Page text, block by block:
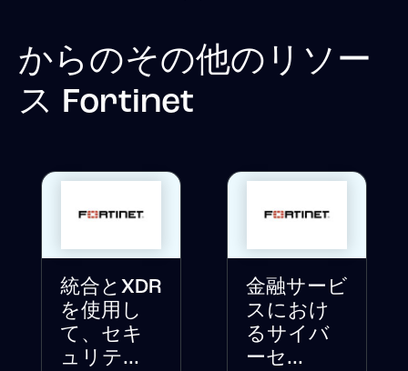
からのその他のリソー
ス Fortinet
統合とXDR
を使用し
て、セキ
ュリテ...
金融サービ
スにおけ
るサイバ
ーセ...